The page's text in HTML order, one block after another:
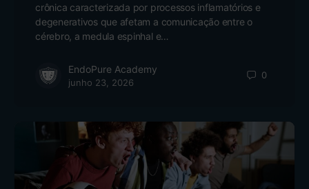
crônica caracterizada por processos inflamatórios e
degenerativos que afetam a comunicação entre o
cérebro, a medula espinhal e…
EndoPure Academy
junho 23, 2026
0